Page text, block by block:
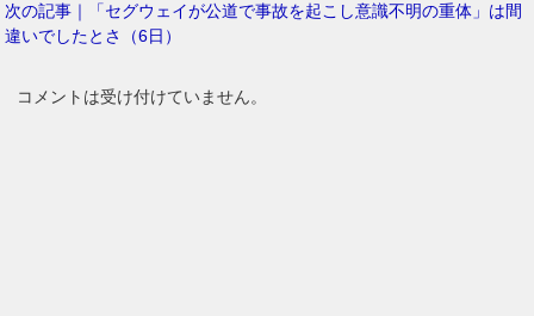
次の記事｜「セグウェイが公道で事故を起こし意識不明の重体」は間
違いでしたとさ（6日）
コメントは受け付けていません。